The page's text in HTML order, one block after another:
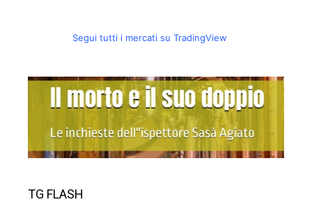
Segui tutti i mercati su TradingView
TG FLASH